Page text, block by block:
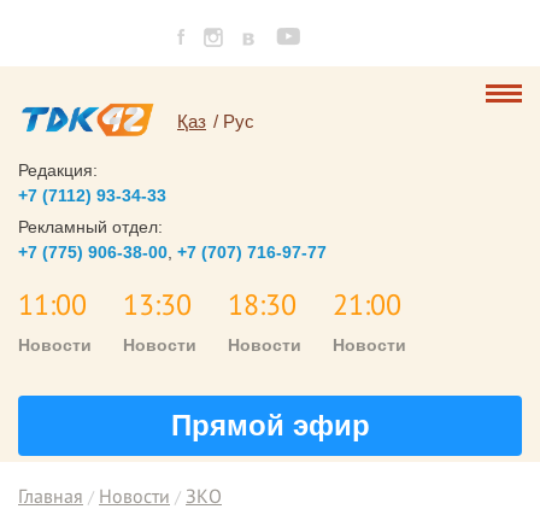
Қаз Рус
Редакция:
+7 (7112) 93-34-33
Рекламный отдел:
+7 (775) 906-38-00 +7 (707) 716-97-77
11:00
Новости
13:30
Новости
18:30
Новости
21:00
Новости
Прямой эфир
Главная Новости ЗКО